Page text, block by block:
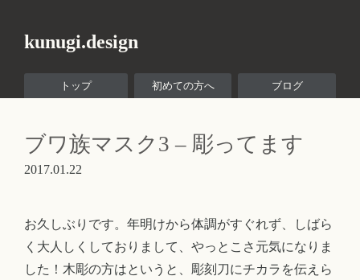
kunugi.design
トップ 初めての方へ ブログ
ブワ族マスク3 – 彫ってます
2017.01.22
お久しぶりです。年明けから体調がすぐれず、しばら
く大人しくしておりまして、やっとこさ元気になりま
した！木彫の方はというと、彫刻刀にチカラを伝えら